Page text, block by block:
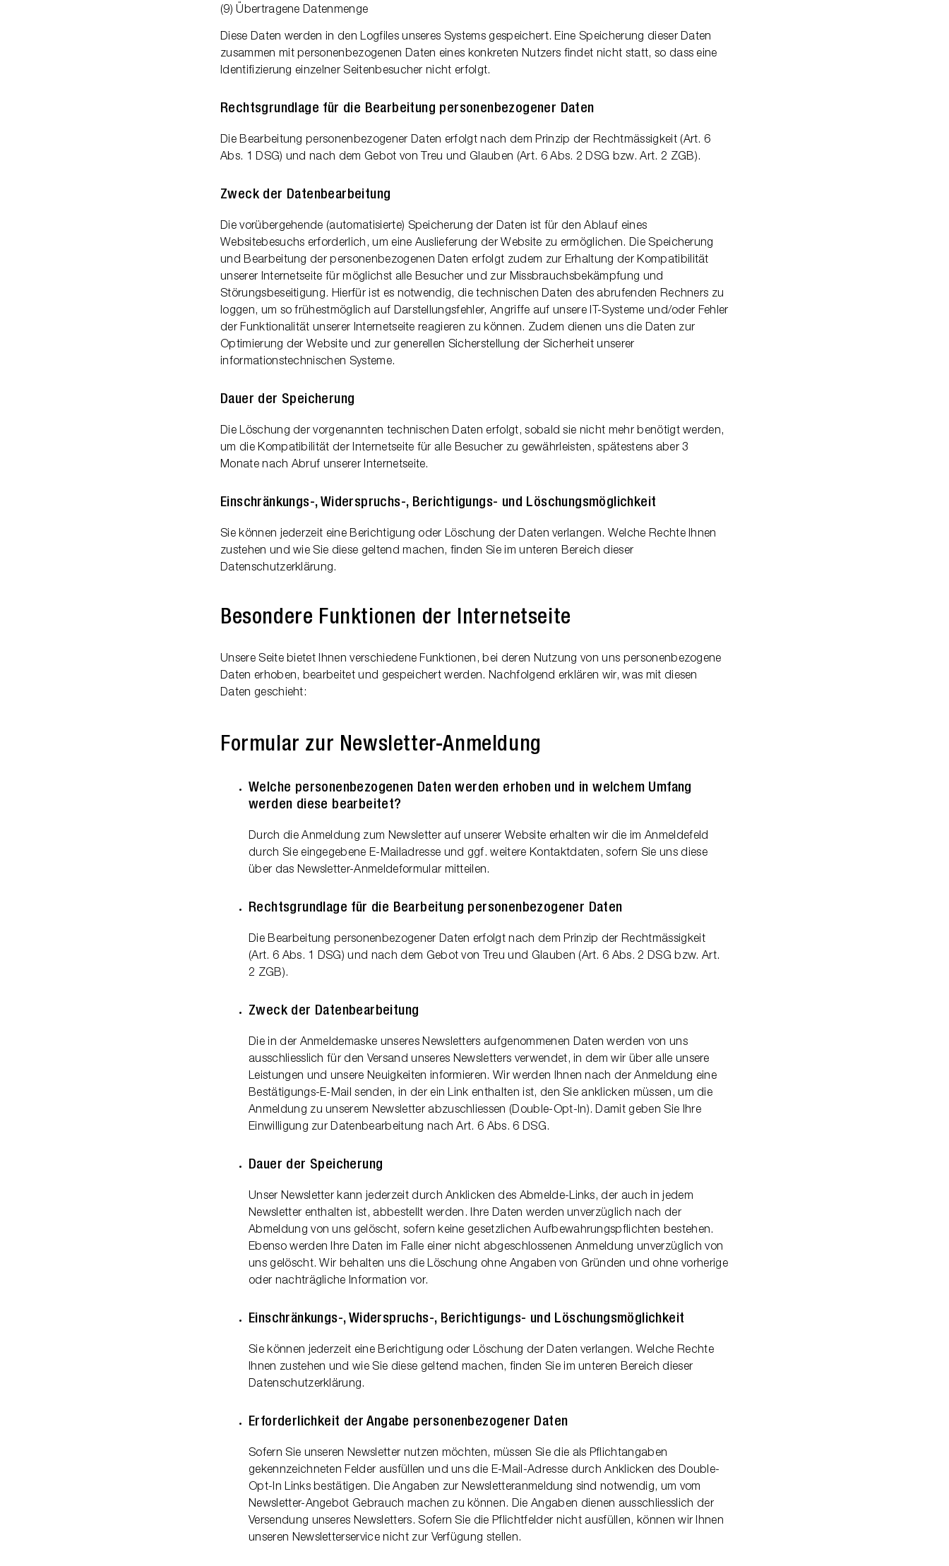
(9) Übertragene Datenmenge
Diese Daten werden in den Logfiles unseres Systems gespeichert. Eine Speicherung dieser Daten
zusammen mit personenbezogenen Daten eines konkreten Nutzers findet nicht statt, so dass eine
Identifizierung einzelner Seitenbesucher nicht erfolgt.
Rechtsgrundlage für die Bearbeitung personenbezogener Daten
Die Bearbeitung personenbezogener Daten erfolgt nach dem Prinzip der Rechtmässigkeit (Art. 6
Abs. 1 DSG) und nach dem Gebot von Treu und Glauben (Art. 6 Abs. 2 DSG bzw. Art. 2 ZGB).
Zweck der Datenbearbeitung
Die vorübergehende (automatisierte) Speicherung der Daten ist für den Ablauf eines
Websitebesuchs erforderlich, um eine Auslieferung der Website zu ermöglichen. Die Speicherung
und Bearbeitung der personenbezogenen Daten erfolgt zudem zur Erhaltung der Kompatibilität
unserer Internetseite für möglichst alle Besucher und zur Missbrauchsbekämpfung und
Störungsbeseitigung. Hierfür ist es notwendig, die technischen Daten des abrufenden Rechners zu
loggen, um so frühestmöglich auf Darstellungsfehler, Angriffe auf unsere IT-Systeme und/oder Fehler
der Funktionalität unserer Internetseite reagieren zu können. Zudem dienen uns die Daten zur
Optimierung der Website und zur generellen Sicherstellung der Sicherheit unserer
informationstechnischen Systeme.
Dauer der Speicherung
Die Löschung der vorgenannten technischen Daten erfolgt, sobald sie nicht mehr benötigt werden,
um die Kompatibilität der Internetseite für alle Besucher zu gewährleisten, spätestens aber 3
Monate nach Abruf unserer Internetseite.
Einschränkungs-, Widerspruchs-, Berichtigungs- und Löschungsmöglichkeit
Sie können jederzeit eine Berichtigung oder Löschung der Daten verlangen. Welche Rechte Ihnen
zustehen und wie Sie diese geltend machen, finden Sie im unteren Bereich dieser
Datenschutzerklärung.
Besondere Funktionen der Internetseite
Unsere Seite bietet Ihnen verschiedene Funktionen, bei deren Nutzung von uns personenbezogene
Daten erhoben, bearbeitet und gespeichert werden. Nachfolgend erklären wir, was mit diesen
Daten geschieht:
Formular zur Newsletter-Anmeldung
Welche personenbezogenen Daten werden erhoben und in welchem Umfang
werden diese bearbeitet?
Durch die Anmeldung zum Newsletter auf unserer Website erhalten wir die im Anmeldefeld
durch Sie eingegebene E-Mailadresse und ggf. weitere Kontaktdaten, sofern Sie uns diese
über das Newsletter-Anmeldeformular mitteilen.
Rechtsgrundlage für die Bearbeitung personenbezogener Daten
Die Bearbeitung personenbezogener Daten erfolgt nach dem Prinzip der Rechtmässigkeit
(Art. 6 Abs. 1 DSG) und nach dem Gebot von Treu und Glauben (Art. 6 Abs. 2 DSG bzw. Art.
2 ZGB).
Zweck der Datenbearbeitung
Die in der Anmeldemaske unseres Newsletters aufgenommenen Daten werden von uns
ausschliesslich für den Versand unseres Newsletters verwendet, in dem wir über alle unsere
Leistungen und unsere Neuigkeiten informieren. Wir werden Ihnen nach der Anmeldung eine
Bestätigungs-E-Mail senden, in der ein Link enthalten ist, den Sie anklicken müssen, um die
Anmeldung zu unserem Newsletter abzuschliessen (Double-Opt-In). Damit geben Sie Ihre
Einwilligung zur Datenbearbeitung nach Art. 6 Abs. 6 DSG.
Dauer der Speicherung
Unser Newsletter kann jederzeit durch Anklicken des Abmelde-Links, der auch in jedem
Newsletter enthalten ist, abbestellt werden. Ihre Daten werden unverzüglich nach der
Abmeldung von uns gelöscht, sofern keine gesetzlichen Aufbewahrungspflichten bestehen.
Ebenso werden Ihre Daten im Falle einer nicht abgeschlossenen Anmeldung unverzüglich von
uns gelöscht. Wir behalten uns die Löschung ohne Angaben von Gründen und ohne vorherige
oder nachträgliche Information vor.
Einschränkungs-, Widerspruchs-, Berichtigungs- und Löschungsmöglichkeit
Sie können jederzeit eine Berichtigung oder Löschung der Daten verlangen. Welche Rechte
Ihnen zustehen und wie Sie diese geltend machen, finden Sie im unteren Bereich dieser
Datenschutzerklärung.
Erforderlichkeit der Angabe personenbezogener Daten
Sofern Sie unseren Newsletter nutzen möchten, müssen Sie die als Pflichtangaben
gekennzeichneten Felder ausfüllen und uns die E-Mail-Adresse durch Anklicken des Double-
Opt-In Links bestätigen. Die Angaben zur Newsletteranmeldung sind notwendig, um vom
Newsletter-Angebot Gebrauch machen zu können. Die Angaben dienen ausschliesslich der
Versendung unseres Newsletters. Sofern Sie die Pflichtfelder nicht ausfüllen, können wir Ihnen
unseren Newsletterservice nicht zur Verfügung stellen.